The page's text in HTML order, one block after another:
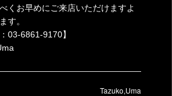
くお早めにご来店いただけますよ
す。
03-6861-9170】
Tazuko,Uma